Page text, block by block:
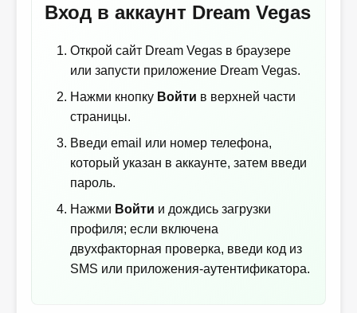
Вход в аккаунт Dream Vegas
Открой сайт Dream Vegas в браузере
или запусти приложение Dream Vegas.
Нажми кнопку Войти в верхней части
страницы.
Введи email или номер телефона,
который указан в аккаунте, затем введи
пароль.
Нажми Войти и дождись загрузки
профиля; если включена
двухфакторная проверка, введи код из
SMS или приложения-аутентификатора.